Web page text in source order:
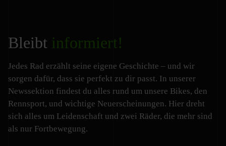
Bleibt informiert!
Jedes Rad erzählt seine eigene Geschichte – und wir
sorgen dafür, dass sie perfekt zu dir passt. In unserer
Newssektion findest du alles rund um unsere Bikes, den
Rennsport, und wichtige Neuerscheinungen. Hier dreht
sich alles um Leidenschaft und zwei Räder, die mehr sind
als nur Fortbewegung.